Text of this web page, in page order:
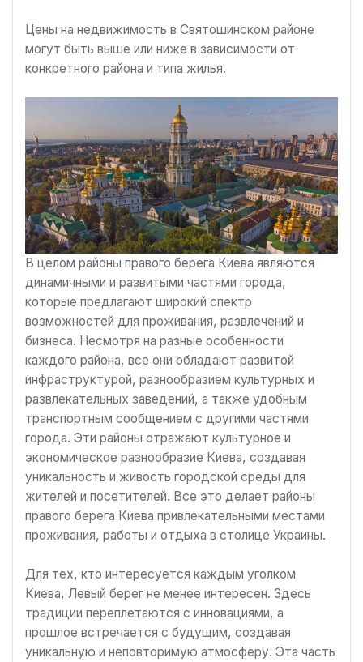
Цены на недвижимость в Святошинском районе
могут быть выше или ниже в зависимости от
конкретного района и типа жилья.
В целом районы правого берега Киева являются
динамичными и развитыми частями города,
которые предлагают широкий спектр
возможностей для проживания, развлечений и
бизнеса. Несмотря на разные особенности
каждого района, все они обладают развитой
инфраструктурой, разнообразием культурных и
развлекательных заведений, а также удобным
транспортным сообщением с другими частями
города. Эти районы отражают культурное и
экономическое разнообразие Киева, создавая
уникальность и живость городской среды для
жителей и посетителей. Все это делает районы
правого берега Киева привлекательными местами
проживания, работы и отдыха в столице Украины.
Для тех, кто интересуется каждым уголком
Киева, Левый берег не менее интересен. Здесь
традиции переплетаются с инновациями, а
прошлое встречается с будущим, создавая
уникальную и неповторимую атмосферу. Эта часть